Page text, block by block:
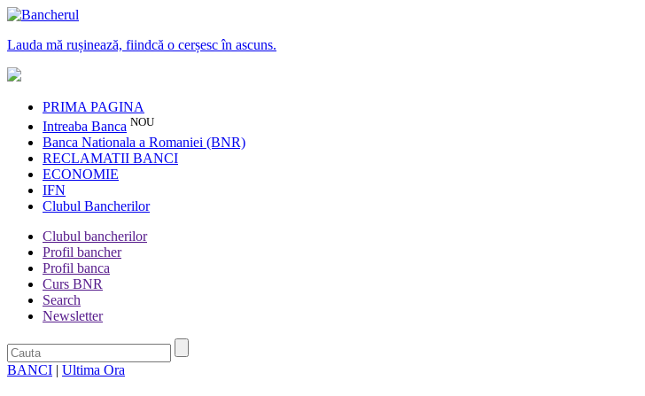
Lauda mă rușinează, fiindcă o cerșesc în ascuns.
PRIMA PAGINA
Intreaba Banca NOU
Banca Nationala a Romaniei (BNR)
RECLAMATII BANCI
ECONOMIE
IFN
Clubul Bancherilor
Clubul bancherilor
Profil bancher
Profil banca
Curs BNR
Search
Newsletter
BANCI | Ultima Ora